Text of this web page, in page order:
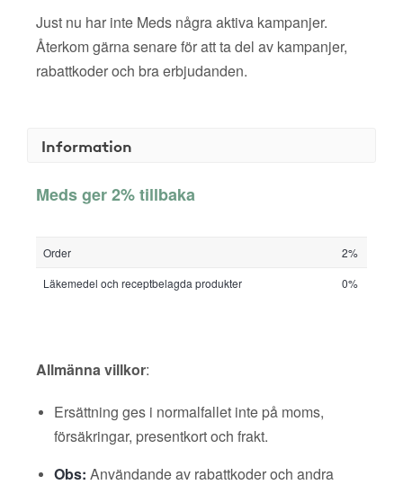
Just nu har inte Meds några aktiva kampanjer.
Återkom gärna senare för att ta del av kampanjer,
rabattkoder och bra erbjudanden.
Information
Meds ger 2% tillbaka
Order
2%
Läkemedel och receptbelagda produkter
0%
Allmänna villkor:
Ersättning ges i normalfallet inte på moms,
försäkringar, presentkort och frakt.
Obs: Användande av rabattkoder och andra